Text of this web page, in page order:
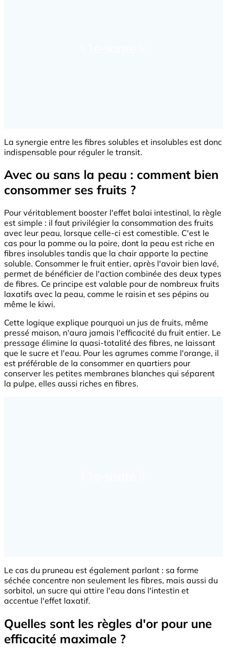
La synergie entre les fibres solubles et insolubles est donc
indispensable pour réguler le transit.
Avec ou sans la peau : comment bien
consommer ses fruits ?
Pour véritablement booster l'effet balai intestinal, la règle
est simple : il faut privilégier la consommation des fruits
avec leur peau, lorsque celle-ci est comestible. C'est le
cas pour la pomme ou la poire, dont la peau est riche en
fibres insolubles tandis que la chair apporte la pectine
soluble. Consommer le fruit entier, après l'avoir bien lavé,
permet de bénéficier de l'action combinée des deux types
de fibres. Ce principe est valable pour de nombreux fruits
laxatifs avec la peau, comme le raisin et ses pépins ou
même le kiwi.
Cette logique explique pourquoi un jus de fruits, même
pressé maison, n'aura jamais l'efficacité du fruit entier. Le
pressage élimine la quasi-totalité des fibres, ne laissant
que le sucre et l'eau. Pour les agrumes comme l'orange, il
est préférable de la consommer en quartiers pour
conserver les petites membranes blanches qui séparent
la pulpe, elles aussi riches en fibres.
Le cas du pruneau est également parlant : sa forme
séchée concentre non seulement les fibres, mais aussi du
sorbitol, un sucre qui attire l'eau dans l'intestin et
accentue l'effet laxatif.
Quelles sont les règles d'or pour une
efficacité maximale ?